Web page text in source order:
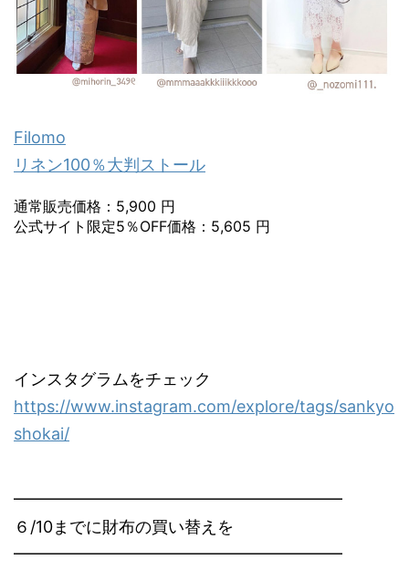
Filomo
リネン100％大判ストール
通常販売価格：5,900 円
公式サイト限定5％OFF価格：5,605 円
インスタグラムをチェック
https://www.instagram.com/explore/tags/sankyo
shokai/
━━━━━━━━━━━━━━━━━━━━
６/10までに財布の買い替えを
━━━━━━━━━━━━━━━━━━━━